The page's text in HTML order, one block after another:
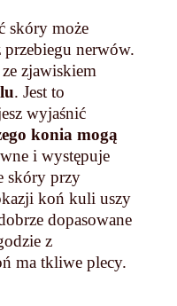
skóry może
nerwów.
zjawiskiem
. Jest to
wyjaśnić
konia mogą
i występuje
skóry przy
koń kuli uszy
dopasowane
z
ma tkliwe plecy.